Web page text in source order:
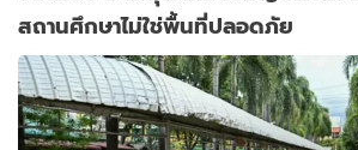
สถานศึกษาไม่ใช่พื้นที่ปลอดภัย